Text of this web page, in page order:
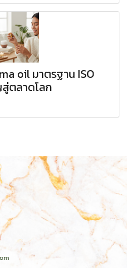
oil มาตรฐาน ISO
ตลาดโลก